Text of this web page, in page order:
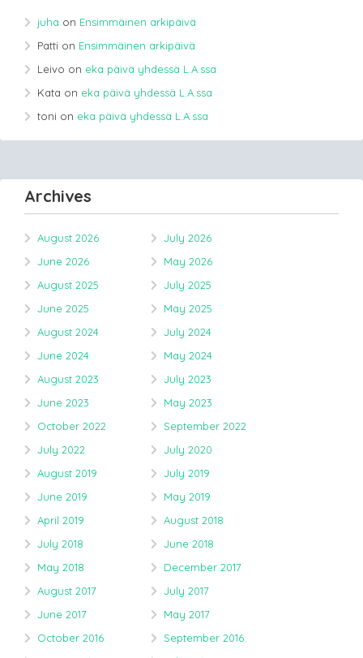
juha on Ensimmäinen arkipäivä
Patti on Ensimmäinen arkipäivä
Leivo on eka päivä yhdessä L.A.ssa
Kata on eka päivä yhdessä L.A.ssa
toni on eka päivä yhdessä L.A.ssa
Archives
August 2026
July 2026
June 2026
May 2026
August 2025
July 2025
June 2025
May 2025
August 2024
July 2024
June 2024
May 2024
August 2023
July 2023
June 2023
May 2023
October 2022
September 2022
July 2022
July 2020
August 2019
July 2019
June 2019
May 2019
April 2019
August 2018
July 2018
June 2018
May 2018
December 2017
August 2017
July 2017
June 2017
May 2017
October 2016
September 2016